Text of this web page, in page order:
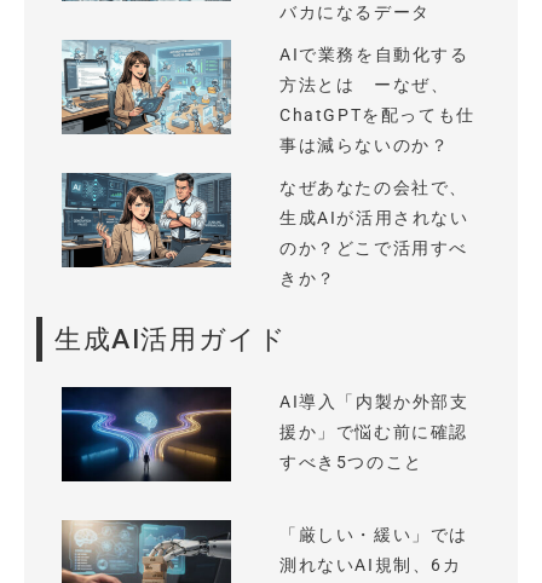
バカになるデータ
AIで業務を自動化する
方法とは ーなぜ、
ChatGPTを配っても仕
事は減らないのか？
なぜあなたの会社で、
生成AIが活用されない
のか？どこで活用すべ
きか？
生成AI活用ガイド
AI導入「内製か外部支
援か」で悩む前に確認
すべき5つのこと
「厳しい・緩い」では
測れないAI規制、6カ